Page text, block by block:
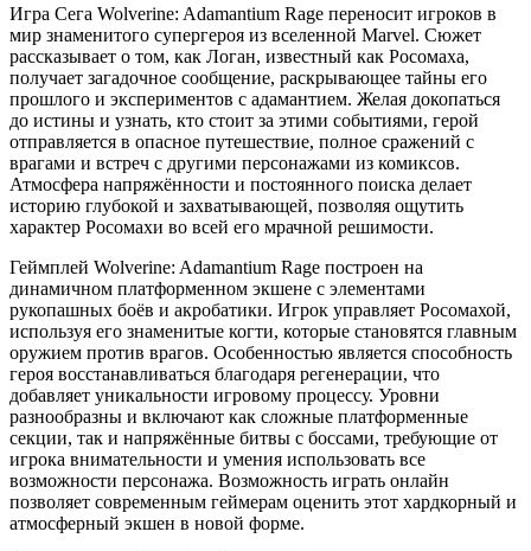
Игра Сега Wolverine: Adamantium Rage переносит игроков в
мир знаменитого супергероя из вселенной Marvel. Сюжет
рассказывает о том, как Логан, известный как Росомаха,
получает загадочное сообщение, раскрывающее тайны его
прошлого и экспериментов с адамантием. Желая докопаться
до истины и узнать, кто стоит за этими событиями, герой
отправляется в опасное путешествие, полное сражений с
врагами и встреч с другими персонажами из комиксов.
Атмосфера напряжённости и постоянного поиска делает
историю глубокой и захватывающей, позволяя ощутить
характер Росомахи во всей его мрачной решимости.
Геймплей Wolverine: Adamantium Rage построен на
динамичном платформенном экшене с элементами
рукопашных боёв и акробатики. Игрок управляет Росомахой,
используя его знаменитые когти, которые становятся главным
оружием против врагов. Особенностью является способность
героя восстанавливаться благодаря регенерации, что
добавляет уникальности игровому процессу. Уровни
разнообразны и включают как сложные платформенные
секции, так и напряжённые битвы с боссами, требующие от
игрока внимательности и умения использовать все
возможности персонажа. Возможность играть онлайн
позволяет современным геймерам оценить этот хардкорный и
атмосферный экшен в новой форме.